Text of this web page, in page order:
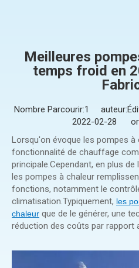
Meilleures
temps froid en
Nombre Parcourir:1
2022-02-28
Lorsqu'on évoque les pompes à
fonctionnalité de chauffage
principale.Cependant, en plus
les pompes à chaleur
fonctions, notamment le
climatisation.Typiquement, les
chaleur que de le générer, une
réduction des coûts par rapport